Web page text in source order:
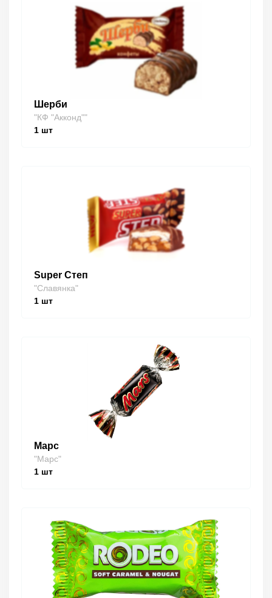
Шерби
"КФ "Акконд""
1 шт
Super Степ
"Славянка"
1 шт
Марс
"Марс"
1 шт